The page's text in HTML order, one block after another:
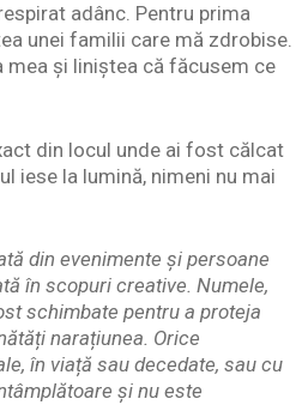
adânc. Pentru prima
unei familii care mă zdrobise.
mea și liniștea că făcusem ce
din locul unde ai fost călcat
iese la lumină, nimeni nu mai
din evenimente și persoane
în scopuri creative. Numele,
schimbate pentru a proteja
narațiunea. Orice
în viață sau decedate, sau cu
și nu este